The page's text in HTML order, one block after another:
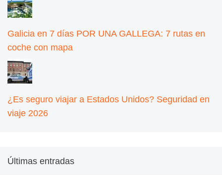
Galicia en 7 días POR UNA GALLEGA: 7 rutas en
coche con mapa
¿Es seguro viajar a Estados Unidos? Seguridad en
viaje 2026
Últimas entradas